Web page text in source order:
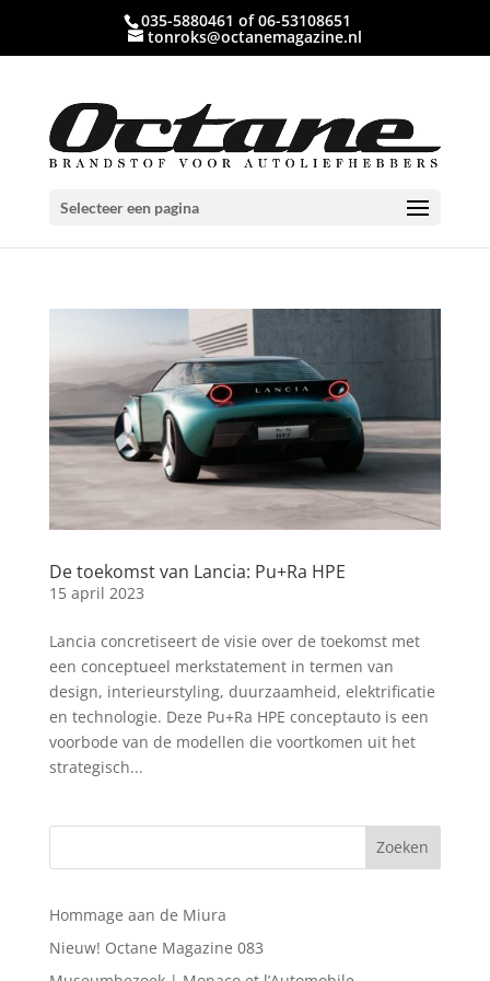
035-5880461 of 06-53108651
tonroks@octanemagazine.nl
Selecteer een pagina
De toekomst van Lancia: Pu+Ra HPE
15 april 2023
Lancia concretiseert de visie over de toekomst met
een conceptueel merkstatement in termen van
design, interieurstyling, duurzaamheid, elektrificatie
en technologie. Deze Pu+Ra HPE conceptauto is een
voorbode van de modellen die voortkomen uit het
strategisch...
Hommage aan de Miura
Nieuw! Octane Magazine 083